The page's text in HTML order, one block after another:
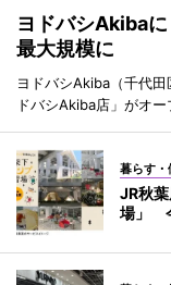
ヨドバシAkiba
最大規模に
ヨドバシAkiba（千代
ドバシAkiba店」がオー
暮らす・
JR秋
場」